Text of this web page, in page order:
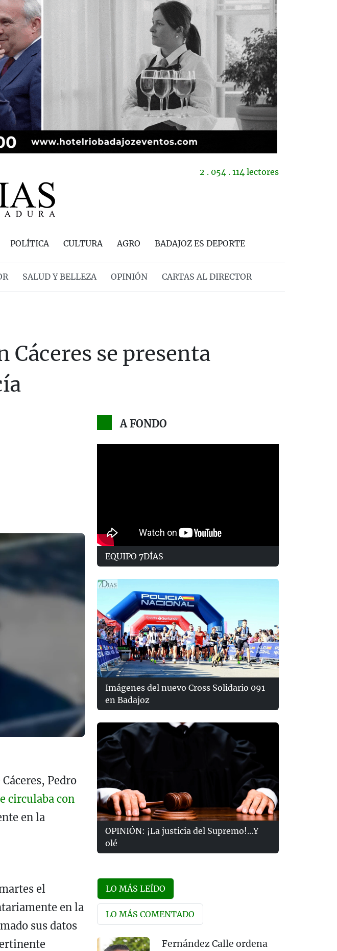
2 . 054 . 114 lectores
POLÍTICA CULTURA AGRO BADAJOZ ES DEPORTE
SALUD Y BELLEZA OPINIÓN CARTAS AL DIRECTOR
se presenta
Pedro
circulaba con
en la
el
en la
sus datos
A FONDO
EQUIPO 7DÍAS
Imágenes del nuevo Cross Solidario 091
en Badajoz
OPINIÓN: ¡La justicia del Supremo!...Y
olé
LO MÁS LEÍDO
LO MÁS COMENTADO
Fernández Calle ordena